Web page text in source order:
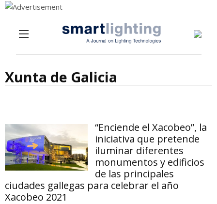
Xunta de Galicia
“Enciende el Xacobeo”, la
iniciativa que pretende
iluminar diferentes
monumentos y edificios
de las principales
ciudades gallegas para celebrar el año
Xacobeo 2021